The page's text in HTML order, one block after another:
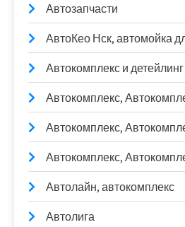
Автозапчасти
АвтоКео Нск, автомойка
Автокомплекс и
Автокомплекс,
Автокомплекс,
Автокомплекс,
Автолайн, автокомплекс
Автолига